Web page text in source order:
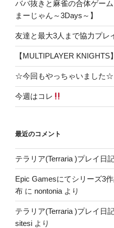
ババ抜きと麻雀の合体ゲー
まーじゃん～3Days～】
友達と最大3人まで協力プレ
【MULTIPLAYER KNIGHTS
☆今回もやっちゃいました☆
今週はコレ
最近のコメント
テラリア(Terraria )プレイ日
Epic Gamesにてシリーズ3
布 に nontonia より
テラリア(Terraria )プレイ日
sitesi より